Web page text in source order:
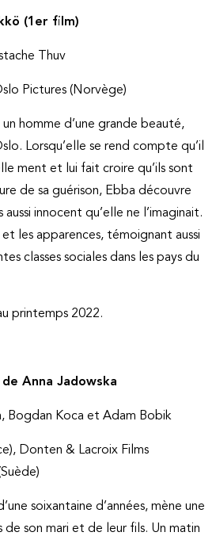
(1er film)
Thuv
Pictures (Norvège)
homme d’une grande beauté,
Lorsqu’elle se rend compte qu’il
ment et lui fait croire qu’ils sont
de sa guérison, Ebba découvre
innocent qu’elle ne l’imaginait.
et les apparences, témoignant aussi
classes sociales dans les pays du
printemps 2022.
Anna Jadowska
Bogdan Koca et Adam Bobik
Donten & Lacroix Films
soixantaine d’années, mène une
de son mari et de leur fils. Un matin